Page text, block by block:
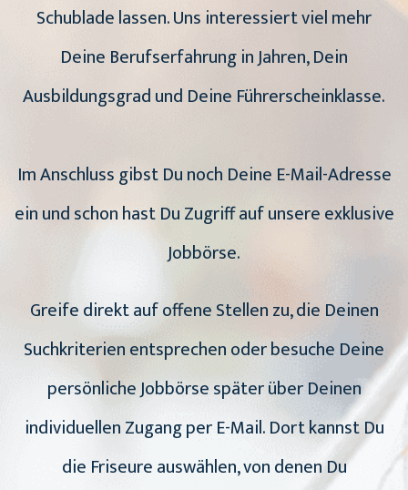
Schublade lassen. Uns interessiert viel mehr
Deine Berufserfahrung in Jahren, Dein
Ausbildungsgrad und Deine Führerscheinklasse.
Im Anschluss gibst Du noch Deine E-Mail-Adresse
ein und schon hast Du Zugriff auf unsere exklusive
Jobbörse.
Greife direkt auf offene Stellen zu, die Deinen
Suchkriterien entsprechen oder besuche Deine
persönliche Jobbörse später über Deinen
individuellen Zugang per E-Mail. Dort kannst Du
die Friseure auswählen, von denen Du